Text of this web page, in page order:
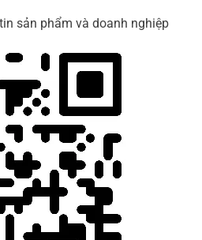
sản phẩm và doanh nghiệp